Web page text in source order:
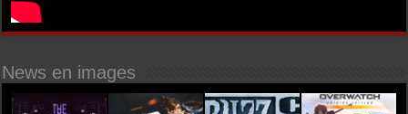
News en images